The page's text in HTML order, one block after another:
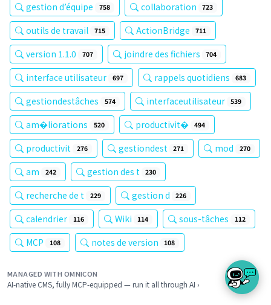
gestion d’équipe 758 collaboration 723
outils de travail 715 ActionBridge 711
version 1.1.0 707 joindre des fichiers 704
interface utilisateur 697 rappels quotidiens 683
gestiondestâches 574 interfaceutilisateur 539
am�liorations 520 productivit� 494
productivit 276 gestiondest 271 mod 270
am 242 gestion des t 230
recherche de t 229 gestion d 226
calendrier 116 Wiki 114 sous-tâches 112
MCP 108 notes de version 108
MANAGED WITH OMNICON
AI-native CMS, fully MCP-equipped — run it all through AI ›